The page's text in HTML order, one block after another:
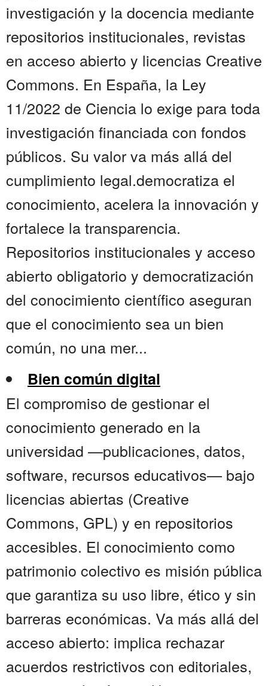
investigación y la docencia mediante
repositorios institucionales, revistas
en acceso abierto y licencias Creative
Commons. En España, la Ley
11/2022 de Ciencia lo exige para toda
investigación financiada con fondos
públicos. Su valor va más allá del
cumplimiento legal.democratiza el
conocimiento, acelera la innovación y
fortalece la transparencia.
Repositorios institucionales y acceso
abierto obligatorio y democratización
del conocimiento científico aseguran
que el conocimiento sea un bien
común, no una mer...
Bien común digital
El compromiso de gestionar el
conocimiento generado en la
universidad —publicaciones, datos,
software, recursos educativos— bajo
licencias abiertas (Creative
Commons, GPL) y en repositorios
accesibles. El conocimiento como
patrimonio colectivo es misión pública
que garantiza su uso libre, ético y sin
barreras económicas. Va más allá del
acceso abierto: implica rechazar
acuerdos restrictivos con editoriales,